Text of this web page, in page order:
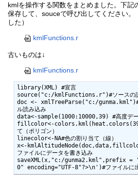
kmlを操作する関数をまとめました。下記
保存して、souceで呼び出してください。
した）
kmlFunctions.r
古いものは↓
kmlFunctions.r
library(XML) #宣言
source("c:/kmlFunctions.r")#ソースの
doc <- xmlTreeParse("c:/gunma.kml")#
ル読み込み
data<-sample(1000:10000,39) #高度デー
fillcolor<-
て（ポリゴン）
linecolor<-NA#色の割り当て（線）
x<-
ファイルにデータを書き込み
saveXML(x,"c:/gunma2.kml",prefix =
0" encoding="UTF-8"?>\n')#ファイルに